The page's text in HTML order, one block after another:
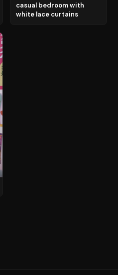
casual bedroom with
white lace curtains